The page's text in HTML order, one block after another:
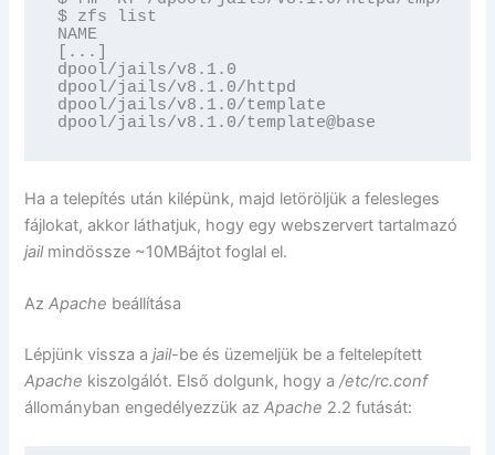
$ zfs list
NAME                                      USED
[...]
dpool/jails/v8.1.0
dpool/jails/v8.1.0/httpd
dpool/jails/v8.1.0/template
dpool/jails/v8.1.0/template@base
Ha a telepítés után kilépünk, majd letöröljük a felesleges
fájlokat, akkor láthatjuk, hogy egy webszervert tartalmazó
jailmindössze ~10MBájtot foglal el.
AzApache beállítása
Lépjünk vissza ajail-be és üzemeljük be a feltelepített
Apache kiszolgálót. Első dolgunk, hogy a/etc/rc.conf
állományban engedélyezzük azApache 2.2 futását: